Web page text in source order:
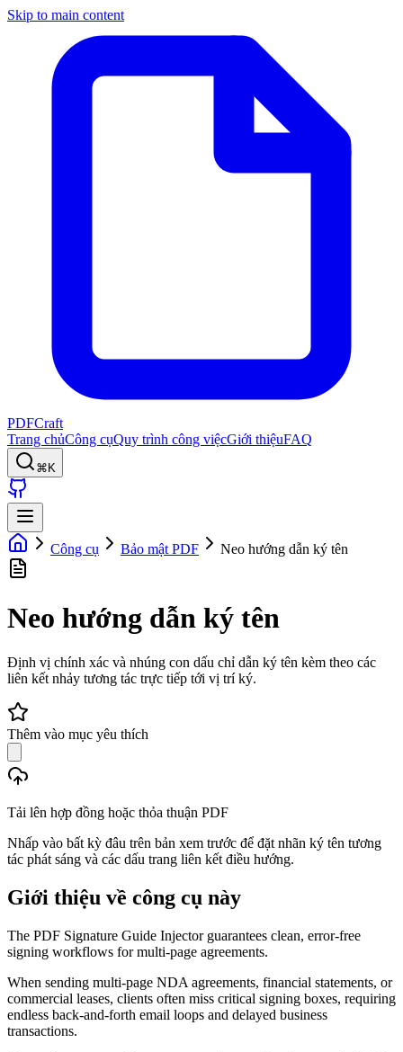
Skip to main content
PDFCraft
Trang chủCông cụQuy trình công việcGiới thiệuFAQ
⌘K
Công cụ Bảo mật PDF Neo hướng dẫn ký tên
Neo hướng dẫn ký tên
Định vị chính xác và nhúng con dấu chỉ dẫn ký tên kèm theo các
liên kết nhảy tương tác trực tiếp tới vị trí ký.
Thêm vào mục yêu thích
Tải lên hợp đồng hoặc thỏa thuận PDF
Nhấp vào bất kỳ đâu trên bản xem trước để đặt nhãn ký tên tương
tác phát sáng và các dấu trang liên kết điều hướng.
Giới thiệu về công cụ này
The PDF Signature Guide Injector guarantees clean, error-free
signing workflows for multi-page agreements.
When sending multi-page NDA agreements, financial statements, or
commercial leases, clients often miss critical signing boxes, requiring
endless back-and-forth email loops and delayed business
transactions.